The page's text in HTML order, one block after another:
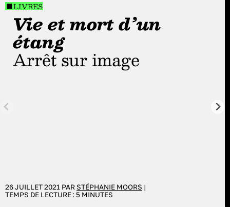
LIVRES
Vie et mort d’un
étang
Arrêt sur image
26 JUILLET 2021 PAR STÉPHANIE MOORS |
TEMPS DE LECTURE : 5 MINUTES